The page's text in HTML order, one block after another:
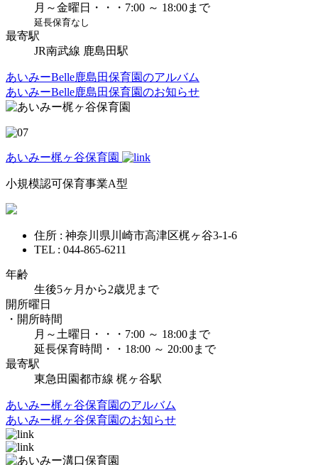
月～金曜日・・・7:00 ～ 18:00まで
延長保育なし
最寄駅
JR南武線 鹿島田駅
あいみーBelle鹿島田保育園のアルバム
あいみーBelle鹿島田保育園のお知らせ
あいみー梶ヶ谷保育園
小規模認可保育事業A型
住所 : 神奈川県川崎市高津区梶ヶ谷3-1-6
TEL : 044-865-6211
年齢
生後5ヶ月から2歳児まで
開所曜日
・開所時間
月～土曜日・・・7:00 ～ 18:00まで
延長保育時間・・18:00 ～ 20:00まで
最寄駅
東急田園都市線 梶ヶ谷駅
あいみー梶ヶ谷保育園のアルバム
あいみー梶ヶ谷保育園のお知らせ